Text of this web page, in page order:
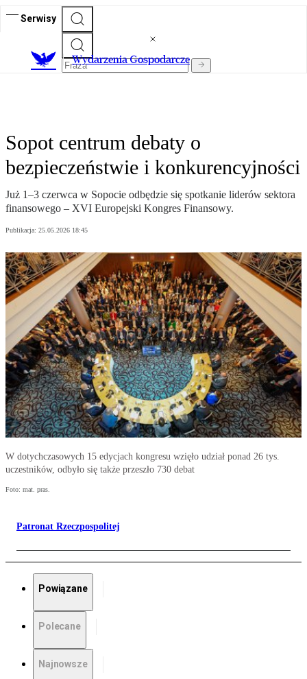
Serwisy
Wydarzenia Gospodarcze
Sopot centrum debaty o
bezpieczeństwie i konkurencyjności
Już 1–3 czerwca w Sopocie odbędzie się spotkanie liderów sektora
finansowego – XVI Europejski Kongres Finansowy.
Publikacja: 25.05.2026 18:45
W dotychczasowych 15 edycjach kongresu wzięło udział ponad 26 tys.
uczestników, odbyło się także przeszło 730 debat
Foto: mat. pras.
Patronat Rzeczpospolitej
Powiązane
Polecane
Najnowsze